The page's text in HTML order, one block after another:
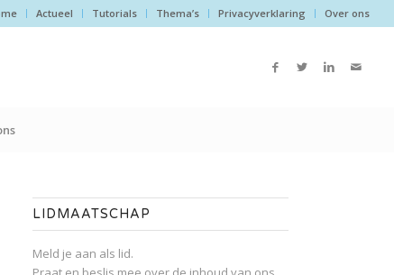
Actueel Tutorials Thema’s Privacyverklaring Over ons
LIDMAATSCHAP
Meld je aan als lid.